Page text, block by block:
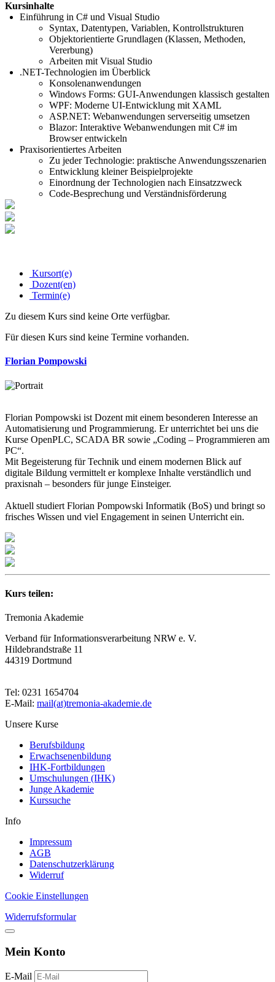
Kursinhalte
Einführung in C# und Visual Studio
Syntax, Datentypen, Variablen, Kontrollstrukturen
Objektorientierte Grundlagen (Klassen, Methoden,
Vererbung)
Arbeiten mit Visual Studio
.NET-Technologien im Überblick
Konsolenanwendungen
Windows Forms: GUI-Anwendungen klassisch gestalten
WPF: Moderne UI-Entwicklung mit XAML
ASP.NET: Webanwendungen serverseitig umsetzen
Blazor: Interaktive Webanwendungen mit C# im
Browser entwickeln
Praxisorientiertes Arbeiten
Zu jeder Technologie: praktische Anwendungsszenarien
Entwicklung kleiner Beispielprojekte
Einordnung der Technologien nach Einsatzzweck
Code-Besprechung und Verständnisförderung
Kursort(e)
Dozent(en)
Termin(e)
Zu diesem Kurs sind keine Orte verfügbar.
Für diesen Kurs sind keine Termine vorhanden.
Florian Pompowski
Florian Pompowski ist Dozent mit einem besonderen Interesse an
Automatisierung und Programmierung. Er unterrichtet bei uns die
Kurse OpenPLC, SCADA BR sowie „Coding – Programmieren am
PC“.
Mit Begeisterung für Technik und einem modernen Blick auf
digitale Bildung vermittelt er komplexe Inhalte verständlich und
praxisnah – besonders für junge Einsteiger.
Aktuell studiert Florian Pompowski Informatik (BoS) und bringt so
frisches Wissen und viel Engagement in seinen Unterricht ein.
Kurs teilen:
Tremonia Akademie
Verband für Informationsverarbeitung NRW e. V.
Hildebrandstraße 11
44319 Dortmund
Tel: 0231 1654704
E-Mail: mail(at)tremonia-akademie.de
Unsere Kurse
Berufsbildung
Erwachsenenbildung
IHK-Fortbildungen
Umschulungen (IHK)
Junge Akademie
Kurssuche
Info
Impressum
AGB
Datenschutzerklärung
Widerruf
Cookie Einstellungen
Widerrufsformular
Mein Konto
E-Mail